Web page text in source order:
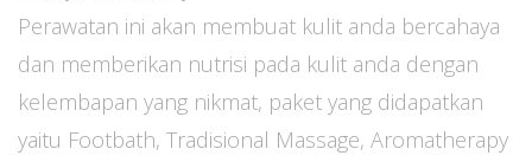
Perawatan ini akan membuat kulit anda bercahaya
dan memberikan nutrisi pada kulit anda dengan
kelembapan yang nikmat, paket yang didapatkan
yaitu Footbath, Tradisional Massage, Aromatherapy